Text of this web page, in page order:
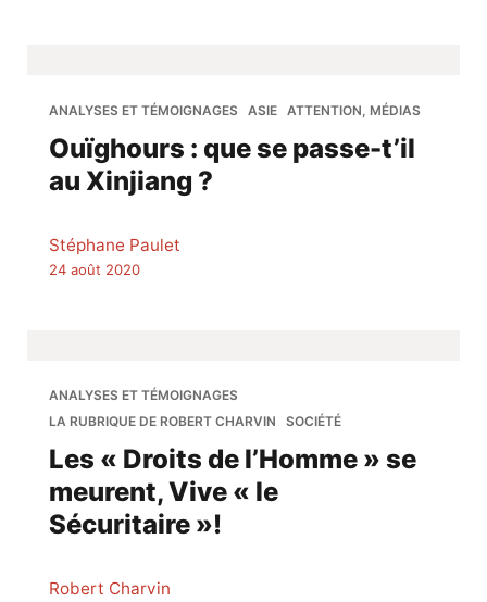
ANALYSES ET TÉMOIGNAGES ASIE ATTENTION, MÉDIAS
Ouïghours : que se passe-t’il
au Xinjiang ?
Stéphane Paulet
24 août 2020
ANALYSES ET TÉMOIGNAGES
LA RUBRIQUE DE ROBERT CHARVIN
SOCIÉTÉ
Les « Droits de l’Homme » se
meurent, Vive « le
Sécuritaire »!
Robert Charvin